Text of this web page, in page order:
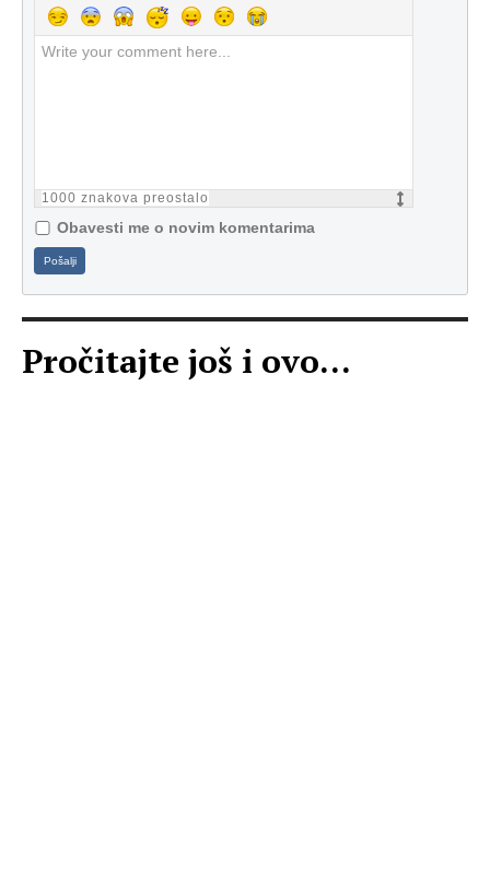
1000 znakova preostalo
Obavesti me o novim komentarima
Pošalji
Pročitajte još i ovo...